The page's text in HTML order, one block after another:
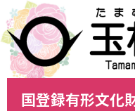
国登録有形文化